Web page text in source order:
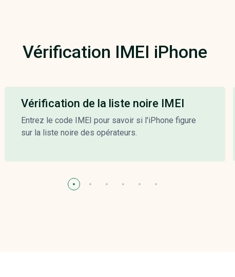
Vérification IMEI iPhone
Vérification de la liste noire IMEI
Entrez le code IMEI pour savoir si l'iPhone figure
sur la liste noire des opérateurs.